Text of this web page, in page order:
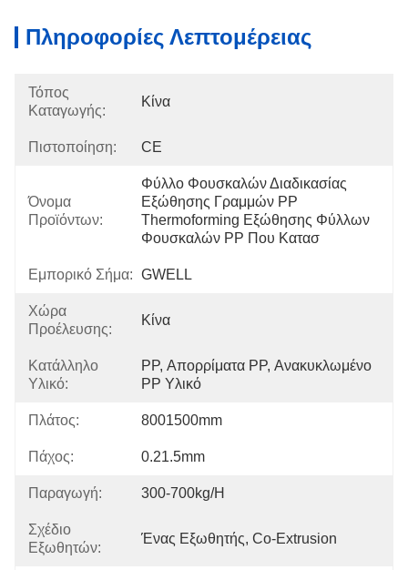
Πληροφορίες Λεπτομέρειας
Τόπος
Καταγωγής:
Κίνα
Πιστοποίηση: CE
Όνομα
Προϊόντων:
Φύλλο Φουσκαλών Διαδικασίας
Εξώθησης Γραμμών PP
Thermoforming Εξώθησης Φύλλων
Φουσκαλών PP Που Κατασ
Εμπορικό Σήμα: GWELL
Χώρα
Προέλευσης:
Κίνα
Κατάλληλο
Υλικό:
PP, Απορρίματα PP, Ανακυκλωμένο
PP Υλικό
Πλάτος: 8001500mm
Πάχος: 0.21.5mm
Παραγωγή: 300-700kg/h
Σχέδιο
Εξωθητών:
Ένας Εξωθητής, Co-Extrusion